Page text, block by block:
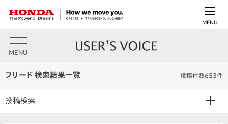
MENU
MENU
フリード 検索結果一覧 投稿件数653件
投稿検索